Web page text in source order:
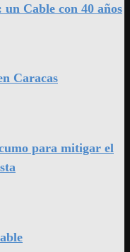
un Cable con 40 años
Caracas
para mitigar el